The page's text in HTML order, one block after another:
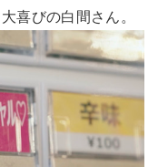
喜びの白間さん。